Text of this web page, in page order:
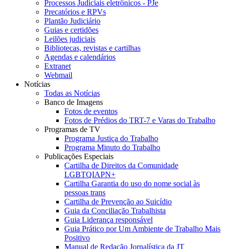
Processos Judiciais eletrônicos - PJe
Precatórios e RPVs
Plantão Judiciário
Guias e certidões
Leilões judiciais
Bibliotecas, revistas e cartilhas
Agendas e calendários
Extranet
Webmail
Notícias
Todas as Notícias
Banco de Imagens
Fotos de eventos
Fotos de Prédios do TRT-7 e Varas do Trabalho
Programas de TV
Programa Justiça do Trabalho
Programa Minuto do Trabalho
Publicações Especiais
Cartilha de Direitos da Comunidade
LGBTQIAPN+
Cartilha Garantia do uso do nome social às
pessoas trans
Cartilha de Prevenção ao Suicídio
Guia da Conciliação Trabalhista
Guia Liderança responsável
Guia Prático por Um Ambiente de Trabalho Mais
Positivo
Manual de Redação Jornalística da JT